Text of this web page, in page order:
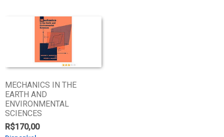
MECHANICS IN THE
EARTH AND
ENVIRONMENTAL
SCIENCES
R$170,00